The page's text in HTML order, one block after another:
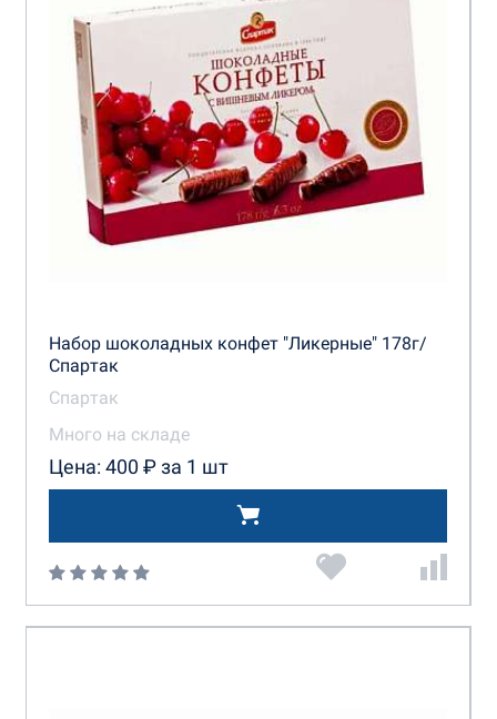
Набор шоколадных конфет "Ликерные" 178г/
Спартак
Спартак
Много на складе
Цена: 400 ₽ за 1 шт